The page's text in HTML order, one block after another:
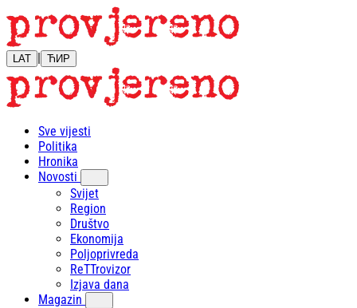
LAT | ЋИР
Sve vijesti
Politika
Hronika
Novosti
Svijet
Region
Društvo
Ekonomija
Poljoprivreda
ReTTrovizor
Izjava dana
Magazin